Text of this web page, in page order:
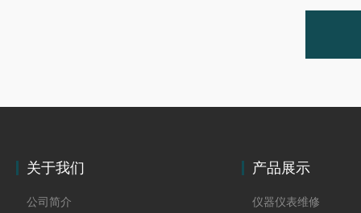
关于我们
公司简介
产品展示
仪器仪表维修